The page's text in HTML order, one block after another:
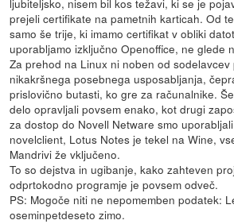
ljubiteljsko, nisem bil kos težavi, ki se je
prejeli certifikate na pametnih karticah. Od
samo še trije, ki imamo certifikat v obliki
uporabljamo izključno Openoffice, ne glede
Za prehod na Linux ni noben od sodelavcev
nikakršnega posebnega usposabljanja,
prislovično butasti, ko gre za računalnike.
delo opravljali povsem enako, kot drugi
za dostop do Novell Netware smo
novelclient, Lotus Notes je tekel na Wine,
Mandrivi že vključeno.
To so dejstva in ugibanje, kako zahteven
odprtokodno programje je povsem odveč.
PS: Mogoče niti ne nepomemben podatek:
oseminpetdeseto zimo.